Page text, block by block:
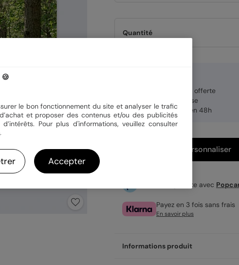
Quantité
Enveloppe blanche offerte
Fabrication française
Expédition rapide en 48h
Personnaliser
Livraison gratuite avec
Payez en 3 fois sans frais
En savoir plus
Informations produit
le bon fonctionnement du site et analyser le trafic
et proposer des contenus et/ou des publicités
Pour plus d'informations, veuillez consulter
.
Accepter